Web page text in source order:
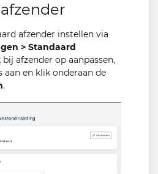
afzender instellen via
> Standaard
bij afzender op aanpassen,
aan en klik onderaan de
.